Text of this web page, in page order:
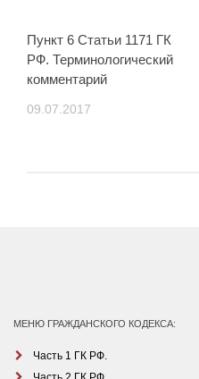
Пункт 6 Статьи 1171 ГК
РФ. Терминологический
комментарий
09.07.2017
МЕНЮ ГРАЖДАНСКОГО КОДЕКСА:
Часть 1 ГК РФ.